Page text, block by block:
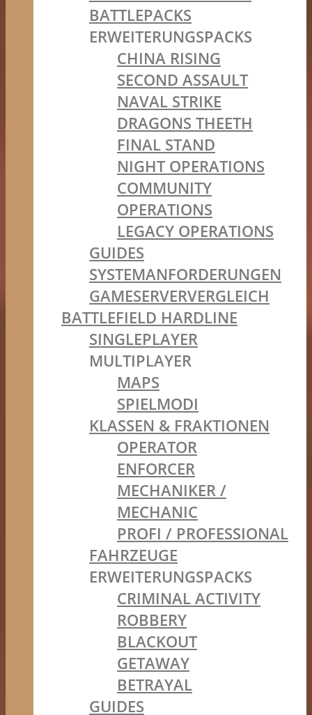
BATTLEPACKS
ERWEITERUNGSPACKS
CHINA RISING
SECOND ASSAULT
NAVAL STRIKE
DRAGONS THEETH
FINAL STAND
NIGHT OPERATIONS
COMMUNITY
OPERATIONS
LEGACY OPERATIONS
GUIDES
SYSTEMANFORDERUNGEN
GAMESERVERVERGLEICH
BATTLEFIELD HARDLINE
SINGLEPLAYER
MULTIPLAYER
MAPS
SPIELMODI
KLASSEN & FRAKTIONEN
OPERATOR
ENFORCER
MECHANIKER /
MECHANIC
PROFI / PROFESSIONAL
FAHRZEUGE
ERWEITERUNGSPACKS
CRIMINAL ACTIVITY
ROBBERY
BLACKOUT
GETAWAY
BETRAYAL
GUIDES